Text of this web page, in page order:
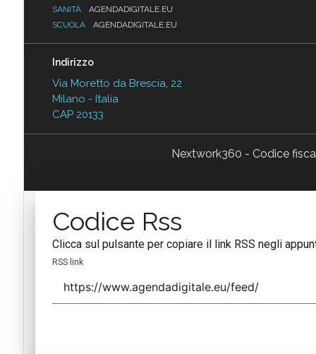
SANITÀ
AGENDADIGITALE.EU
SCUOLA
AGENDADIGITALE.EU
Indirizzo
Via Moretto da Brescia, 22
Milano - Italia
CAP 20133
Nextwork360 - Codice
Codice Rss
Clicca sul pulsante per copiare il link RSS negli
RSS link